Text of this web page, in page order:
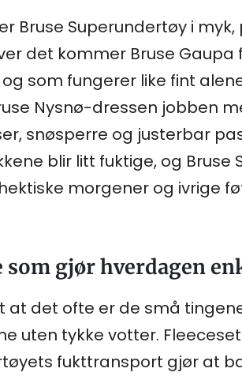
Bruse Superundertøy i
det kommer Bruse
som fungerer like fint
Nysnø-dressen jobben
snøsperre og justerbar
blir litt fuktige, og
morgener og ivrige
som gjør hverdagen
at det ofte er de små
uten tykke votter.
fukttransport gjør at